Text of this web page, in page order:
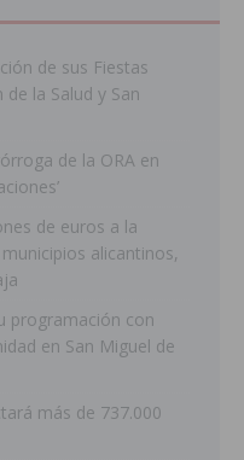
de sus Fiestas
la Salud y San
de la ORA en
de euros a la
alicantinos,
programación con
en San Miguel de
más de 737.000